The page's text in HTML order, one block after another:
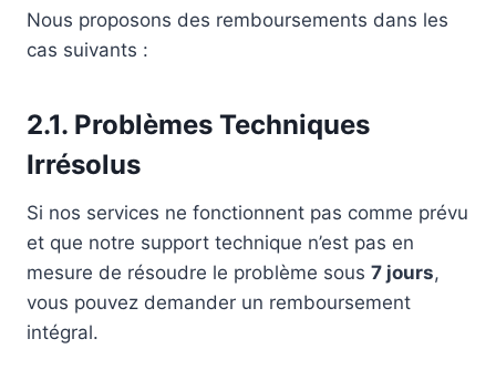
Nous proposons des remboursements dans les
cas suivants :
2.1. Problèmes Techniques
Irrésolus
Si nos services ne fonctionnent pas comme prévu
et que notre support technique n’est pas en
mesure de résoudre le problème sous 7 jours,
vous pouvez demander un remboursement
intégral.